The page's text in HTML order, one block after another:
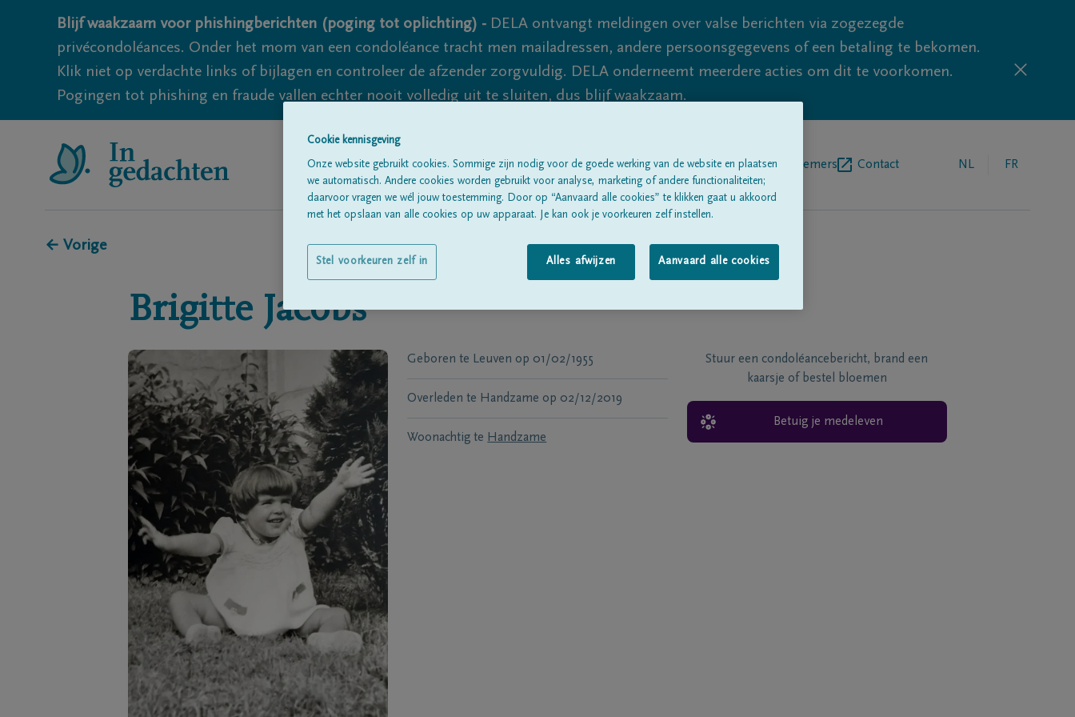
Blijf waakzaam voor phishingberichten (poging tot oplichting) - DELA ontvangt meldingen over valse berichten via zogezegde
privécondoléances. Onder het mom van een condoléance tracht men mailadressen, andere persoonsgegevens of een betaling te bekomen.
Klik niet op verdachte links of bijlagen en controleer de afzender zorgvuldig. DELA onderneemt meerdere acties om dit te voorkomen.
Pogingen tot phishing en fraude vallen echter nooit volledig uit te sluiten, dus blijf waakzaam.
Alle rouwberichtenOver onsBegrafenisondernemers Contact NL FR
← Vorige
Brigitte Jacobs
Geboren te Leuven op 01/02/1955
Overleden te Handzame op 02/12/2019
Woonachtig te Handzame
Stuur een condoléancebericht, brand een
kaarsje of bestel bloemen
Betuig je medeleven
Cookie kennisgeving
Onze website gebruikt cookies. Sommige zijn nodig voor de goede werking van de website en plaatsen
we automatisch. Andere cookies worden gebruikt voor analyse, marketing of andere functionaliteiten;
daarvoor vragen we wél jouw toestemming. Door op “Aanvaard alle cookies” te klikken gaat u akkoord
met het opslaan van alle cookies op uw apparaat. Je kan ook je voorkeuren zelf instellen.
Alles afwijzen Aanvaard alle cookies
Stel voorkeuren zelf in